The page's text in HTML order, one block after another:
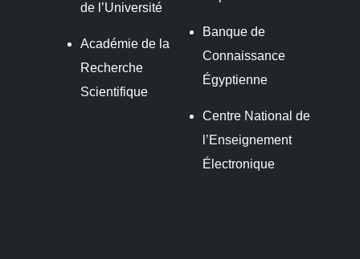
de l’Université
Académie de la
Recherche
Scientifique
Banque de
Connaissance
Égyptienne
Centre National de
l’Enseignement
Électronique